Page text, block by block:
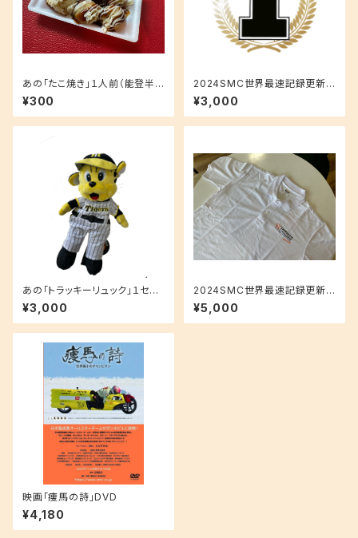
あの「たこ焼き」１人前（能登半
島炊き出し）
¥300
2024SMC世界最速記録更新サ
ポートプラン・サイン入りチャン
ピオンステッカーコース
¥3,000
あの「トラッキーリュック」１セッ
ト（能登半島子供支援）
¥3,000
2024SMC世界最速記録更新サ
ポートプラン・SMC公式チーム
ポロシャツコース
¥5,000
映画「痩馬の詩」DVD
¥4,180